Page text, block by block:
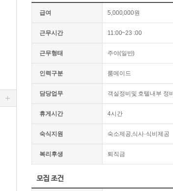
급여 5,000,000원
근무시간 11:00~23 :00
근무형태 주야(일반)
인력구분 룸메이드
담당업무 객실정비및 호텔내부 정비
휴게시간 4시간
숙식지원 숙소제공,식사·식비제공
복리후생 퇴직금
모집 조건